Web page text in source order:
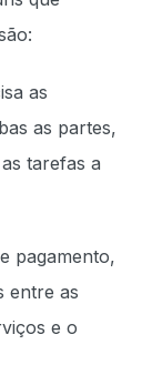
as
as partes,
tarefas a
pagamento,
entre as
e o